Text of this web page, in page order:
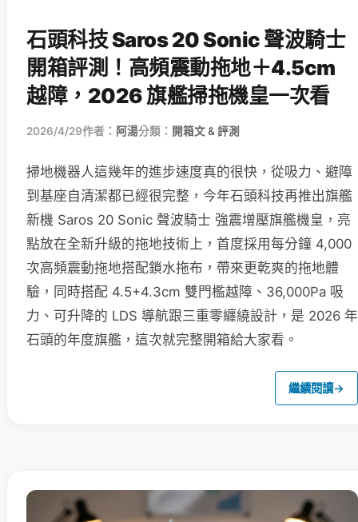
石頭科技 Saros 20 Sonic 聲波騎士
開箱評測！高頻震動拖地＋4.5cm
越障，2026 旗艦掃拖機皇一次看
2026/4/29作者： 阿湯分類： 開箱文 & 評測
掃地機器人這幾年的進步速度真的很快，從吸力、避障
到基座自清潔都已經很完整，今年石頭科技再推出旗艦
新機 Saros 20 Sonic 聲波騎士 強震增壓旗艦機皇，亮
點放在全新升級的拖地技術上，首度採用每分鐘 4,000
次高頻震動拖地搭配鎖水拖布，帶來更乾爽的拖地體
驗，同時搭配 4.5+4.3cm 雙門檻越障、36,000Pa 吸
力、可升降的 LDS 導航跟三重零纏繞設計，是 2026 年
石頭的年度旗艦，這次就完整開箱給大家看。
繼續閱讀→